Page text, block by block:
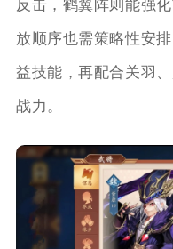
反击，鹤翼阵则能强
放顺序也需策略性安
益技能，再配合关羽
战力。